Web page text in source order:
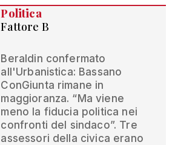
Politica
Fattore B
Beraldin confermato
all'Urbanistica: Bassano
ConGiunta rimane in
maggioranza. “Ma viene
meno la fiducia politica nei
confronti del sindaco”. Tre
assessori della civica erano